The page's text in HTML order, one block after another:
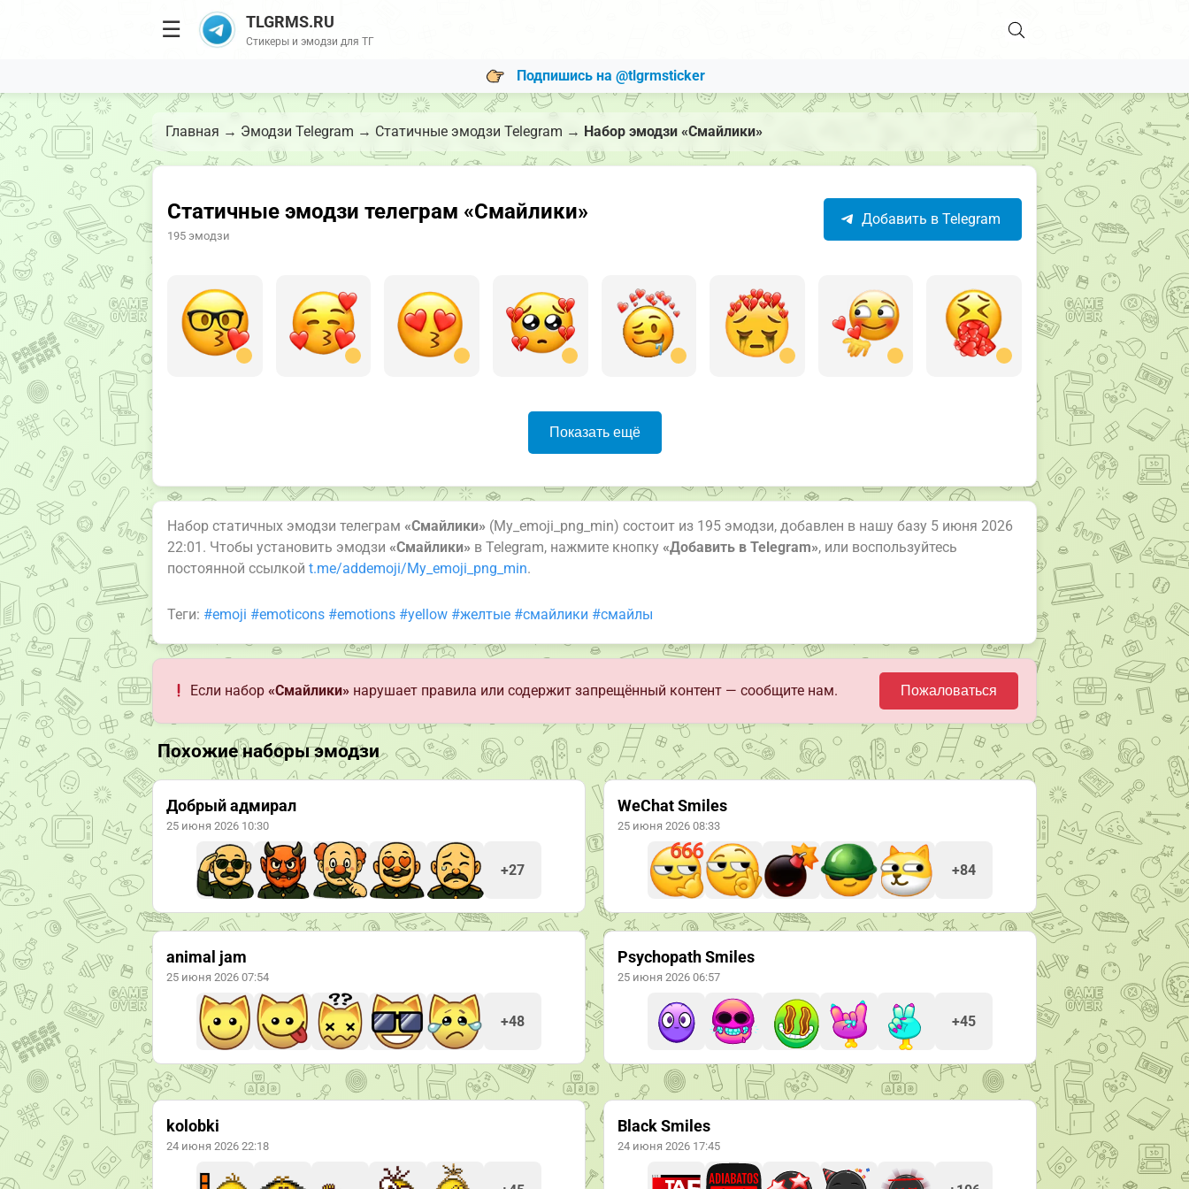
☰ TLGRMS.RU
Стикеры и эмодзи для ТГ
Подпишись на @tlgrmsticker
Главная → Эмодзи Telegram → Статичные эмодзи Telegram → Набор эмодзи «Смайлики»
Статичные эмодзи телеграм «Смайлики»
195 эмодзи
Добавить в Telegram
Показать ещё
Набор статичных эмодзи телеграм «Смайлики» (My_emoji_png_min) состоит из 195 эмодзи, добавлен в нашу базу 5 июня 2026
22:01. Чтобы установить эмодзи «Смайлики» в Telegram, нажмите кнопку «Добавить в Telegram», или воспользуйтесь
постоянной ссылкой t.me/addemoji/My_emoji_png_min.
Теги: #emoji #emoticons #emotions #yellow #желтые #смайлики #смайлы
Если набор«Смайлики» нарушает правила или содержит запрещённый контент — сообщите нам. Пожаловаться
Похожие наборы эмодзи
Добрый адмирал
25 июня 2026 10:30
+27
WeChat Smiles
25 июня 2026 08:33
+84
animal jam
25 июня 2026 07:54
+48
Psychopath Smiles
25 июня 2026 06:57
+45
kolobki
24 июня 2026 22:18
Black Smiles
24 июня 2026 17:45